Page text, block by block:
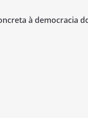
à democracia